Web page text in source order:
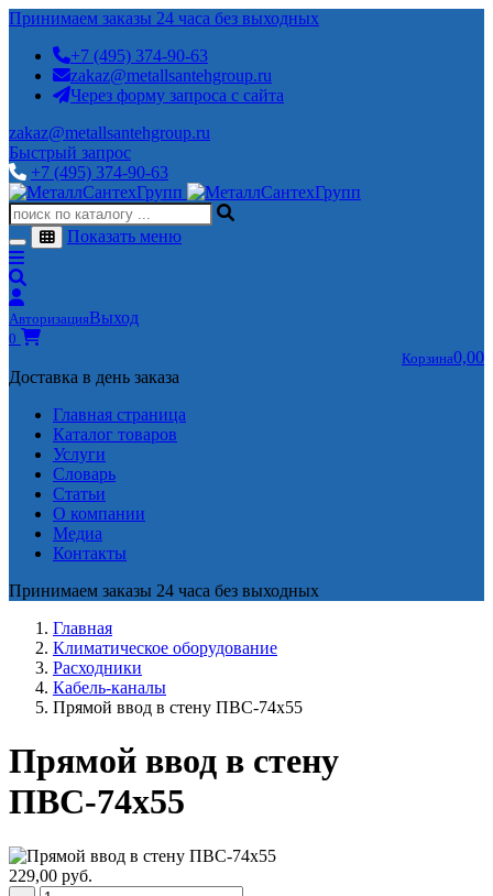
Принимаем заказы 24 часа без выходных
+7 (495) 374-90-63
zakaz@metallsantehgroup.ru
Через форму запроса с сайта
zakaz@metallsantehgroup.ru
Быстрый запрос
+7 (495) 374-90-63
Показать меню
АвторизацияВыход
0
Корзина0,00
Доставка в день заказа
Главная страница
Каталог товаров
Услуги
Словарь
Статьи
О компании
Медиа
Контакты
Принимаем заказы 24 часа без выходных
Главная
Климатическое оборудование
Расходники
Кабель-каналы
Прямой ввод в стену ПВС-74х55
Прямой ввод в стену
ПВС-74х55
229,00 руб.